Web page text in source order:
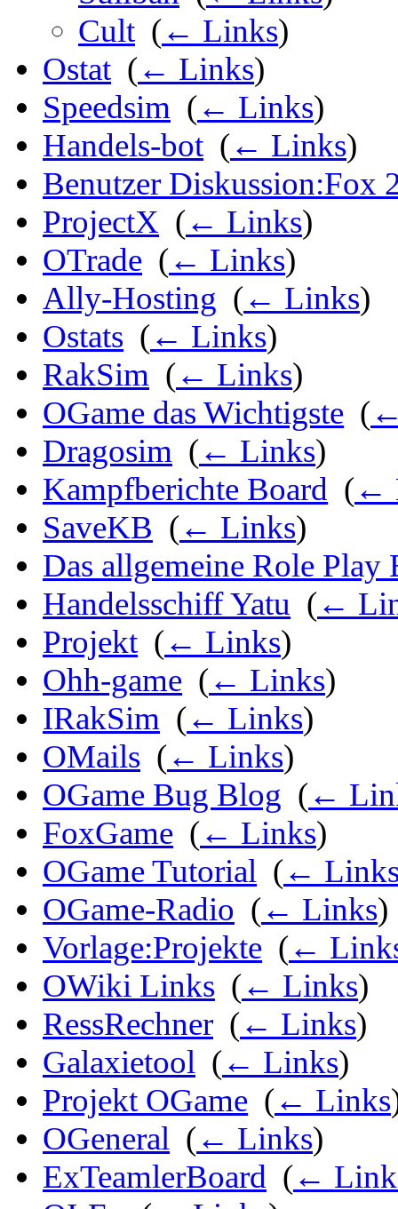
Cult (← Links)
Ostat (← Links)
Speedsim (← Links)
Handels-bot (← Links)
Benutzer Diskussion:Fox
ProjectX (← Links)
OTrade (← Links)
Ally-Hosting (← Links)
Ostats (← Links)
RakSim (← Links)
OGame das Wichtigste (
Dragosim (← Links)
Kampfberichte Board (←
SaveKB (← Links)
Das allgemeine Role Play
Handelsschiff Yatu (←
Projekt (← Links)
Ohh-game (← Links)
IRakSim (← Links)
OMails (← Links)
OGame Bug Blog (←
FoxGame (← Links)
OGame Tutorial (←
OGame-Radio (← Links)
Vorlage:Projekte (←
OWiki Links (← Links)
RessRechner (← Links)
Galaxietool (← Links)
Projekt OGame (← Links
OGeneral (← Links)
ExTeamlerBoard (←